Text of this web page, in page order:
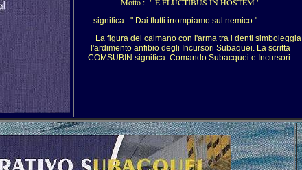
significa : " Dai flutti irrompiamo sul nemico "
La figura del caimano con l'arma tra i denti simboleggia
l'ardimento anfibio degli Incursori Subaquei. La scritta
COMSUBIN significa Comando Subacquei e Incursori.